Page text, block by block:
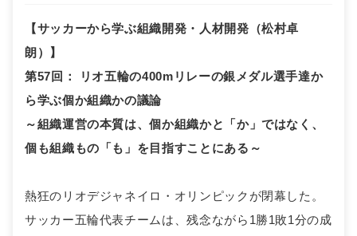
【サッカーから学ぶ組織開発・人材開発（松村卓
朗）】
第57回 ：
リオ五輪の400mリレーの銀メダル選手達か
ら学ぶ個か組織かの議論
～組織運営の本質は、個か組織かと「か」ではなく、
個も組織もの「も」を目指すことにある～
熱狂のリオデジャネイロ・オリンピックが閉幕した。
サッカー五輪代表チームは、残念ながら1勝1敗1分の成